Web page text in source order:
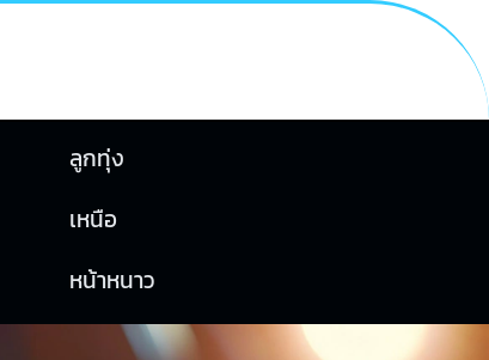
ลูกทุ่ง
เหนือ
หน้าหนาว